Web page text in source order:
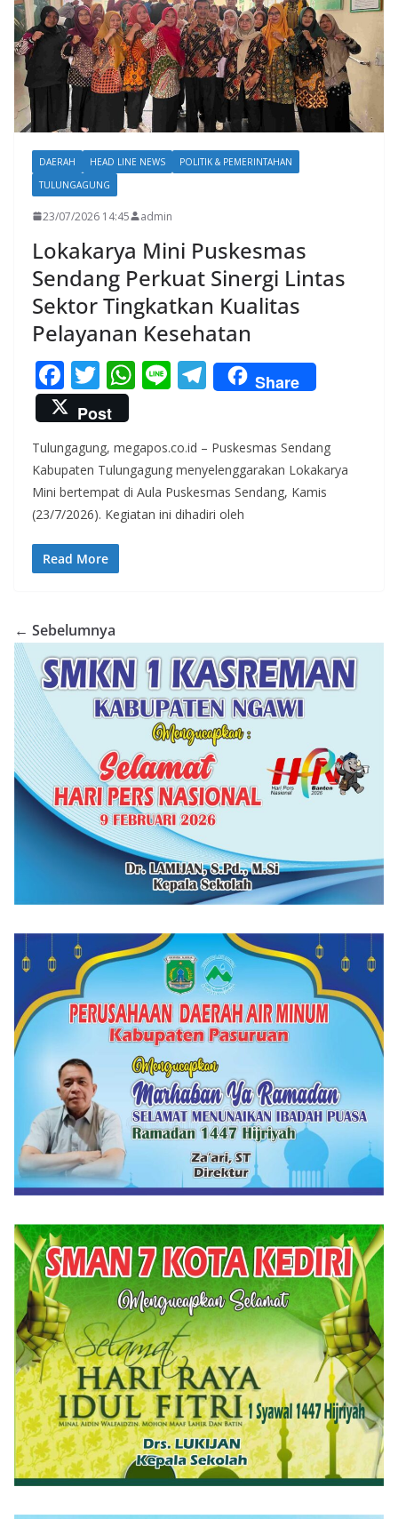
DAERAH HEAD LINE NEWS
POLITIK & PEMERINTAHAN
TULUNGAGUNG
23/07/2026 14:45 admin
Lokakarya Mini Puskesmas
Sendang Perkuat Sinergi Lintas
Sektor Tingkatkan Kualitas
Pelayanan Kesehatan
F
ac
e
b
o
o
k
T
w
itt
er
W
s
A
p
Li T
el
gr
a
m
Share
Post
Tulungagung, megapos.co.id – Puskesmas Sendang
Kabupaten Tulungagung menyelenggarakan Lokakarya
Mini bertempat di Aula Puskesmas Sendang, Kamis
(23/7/2026). Kegiatan ini dihadiri oleh
Read More
← Sebelumnya